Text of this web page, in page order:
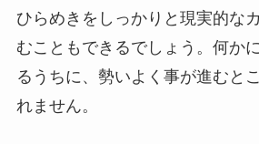
ひらめきをしっかりと現実的な
むこともできるでしょう。何か
るうちに、勢いよく事が進むと
れません。